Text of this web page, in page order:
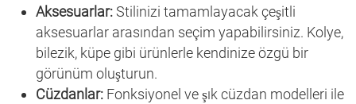
Aksesuarlar:Stilinizi tamamlayacak çeşitli
aksesuarlar arasından seçim yapabilirsiniz. Kolye,
bilezik, küpe gibi ürünlerle kendinize özgü bir
görünüm oluşturun.
Cüzdanlar: Fonksiyonel ve şık cüzdan modelleri ile